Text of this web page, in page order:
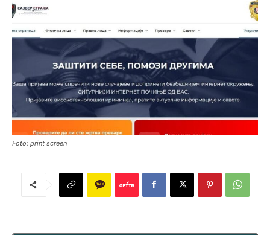
Foto: print screen